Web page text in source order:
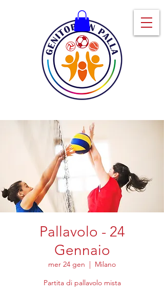
Pallavolo - 24
Gennaio
mer 24 gen
  |
Milano
Partita di pallavolo mista